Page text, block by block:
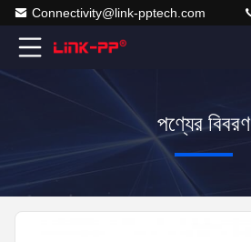
Connectivity@link-pptech.com
পণ্যের বিবরণ